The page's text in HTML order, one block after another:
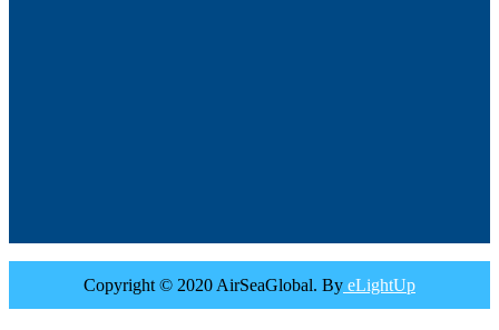
Copyright © 2020 AirSeaGlobal. By eLightUp